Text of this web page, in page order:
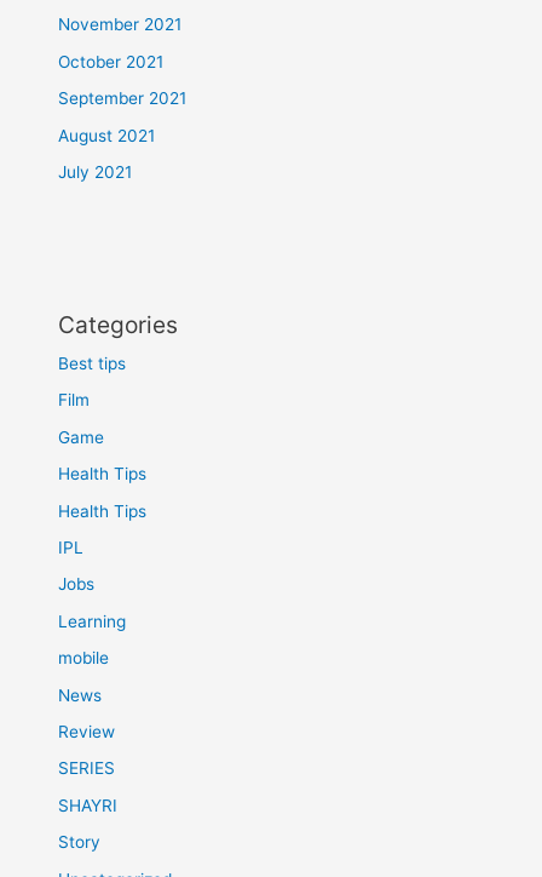
November 2021
October 2021
September 2021
August 2021
July 2021
Categories
Best tips
Film
Game
Health Tips
Health Tips
IPL
Jobs
Learning
mobile
News
Review
SERIES
SHAYRI
Story